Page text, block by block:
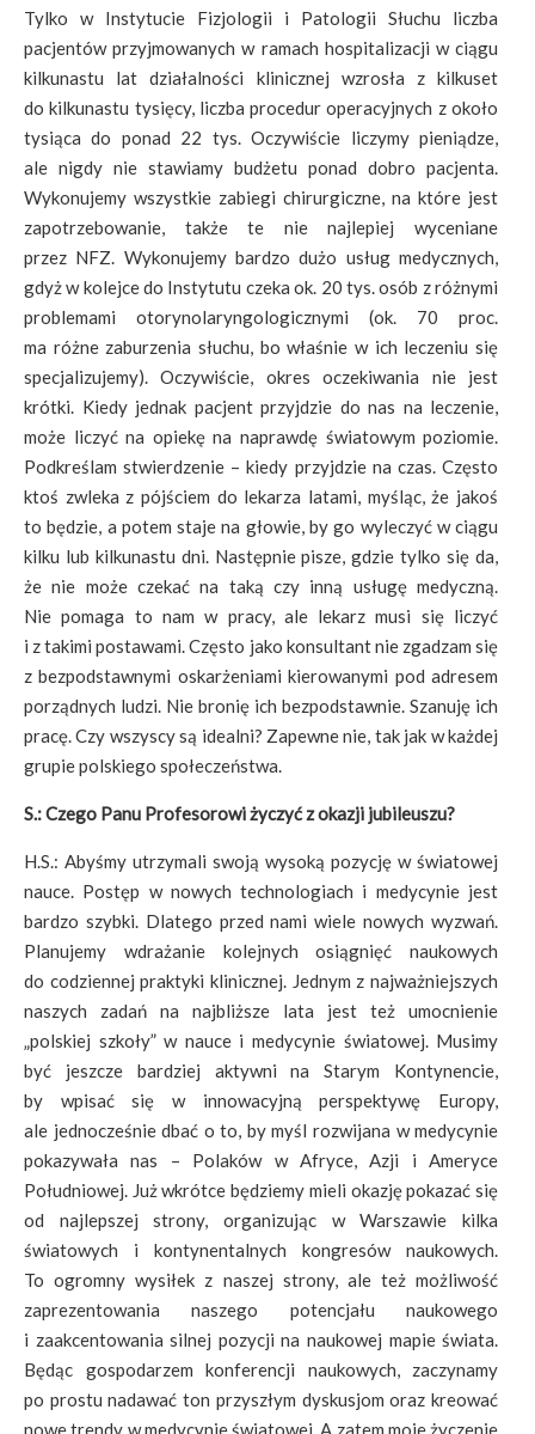
Tylko w Instytucie Fizjologii i Patologii Słuchu liczba
pacjentów przyjmowanych w ramach hospitalizacji w ciągu
kilkunastu lat działalności klinicznej wzrosła z kilkuset
do kilkunastu tysięcy, liczba procedur operacyjnych z około
tysiąca do ponad 22 tys. Oczywiście liczymy pieniądze,
ale nigdy nie stawiamy budżetu ponad dobro pacjenta.
Wykonujemy wszystkie zabiegi chirurgiczne, na które jest
zapotrzebowanie, także te nie najlepiej wyceniane
przez NFZ. Wykonujemy bardzo dużo usług medycznych,
gdyż w kolejce do Instytutu czeka ok. 20 tys. osób z różnymi
problemami otorynolaryngologicznymi (ok. 70 proc.
ma różne zaburzenia słuchu, bo właśnie w ich leczeniu się
specjalizujemy). Oczywiście, okres oczekiwania nie jest
krótki. Kiedy jednak pacjent przyjdzie do nas na leczenie,
może liczyć na opiekę na naprawdę światowym poziomie.
Podkreślam stwierdzenie – kiedy przyjdzie na czas. Często
ktoś zwleka z pójściem do lekarza latami, myśląc, że jakoś
to będzie, a potem staje na głowie, by go wyleczyć w ciągu
kilku lub kilkunastu dni. Następnie pisze, gdzie tylko się da,
że nie może czekać na taką czy inną usługę medyczną.
Nie pomaga to nam w pracy, ale lekarz musi się liczyć
i z takimi postawami. Często jako konsultant nie zgadzam się
z bezpodstawnymi oskarżeniami kierowanymi pod adresem
porządnych ludzi. Nie bronię ich bezpodstawnie. Szanuję ich
pracę. Czy wszyscy są idealni? Zapewne nie, tak jak w każdej
grupie polskiego społeczeństwa.
S.: Czego Panu Profesorowi życzyć z okazji jubileuszu?
H.S.: Abyśmy utrzymali swoją wysoką pozycję w światowej
nauce. Postęp w nowych technologiach i medycynie jest
bardzo szybki. Dlatego przed nami wiele nowych wyzwań.
Planujemy wdrażanie kolejnych osiągnięć naukowych
do codziennej praktyki klinicznej. Jednym z najważniejszych
naszych zadań na najbliższe lata jest też umocnienie
„polskiej szkoły” w nauce i medycynie światowej. Musimy
być jeszcze bardziej aktywni na Starym Kontynencie,
by wpisać się w innowacyjną perspektywę Europy,
ale jednocześnie dbać o to, by myśl rozwijana w medycynie
pokazywała nas – Polaków w Afryce, Azji i Ameryce
Południowej. Już wkrótce będziemy mieli okazję pokazać się
od najlepszej strony, organizując w Warszawie kilka
światowych i kontynentalnych kongresów naukowych.
To ogromny wysiłek z naszej strony, ale też możliwość
zaprezentowania naszego potencjału naukowego
i zaakcentowania silnej pozycji na naukowej mapie świata.
Będąc gospodarzem konferencji naukowych, zaczynamy
po prostu nadawać ton przyszłym dyskusjom oraz kreować
nowe trendy w medycynie światowej. A zatem moje życzenie